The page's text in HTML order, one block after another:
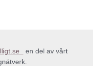
en del av vårt